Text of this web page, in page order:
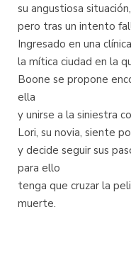
su angustiosa
pero tras un intento
Ingresado en una
la mítica ciudad en la
Boone se propone
ella
y unirse a la siniestra
Lori, su novia, siente
y decide seguir sus
para ello
tenga que cruzar la
muerte.